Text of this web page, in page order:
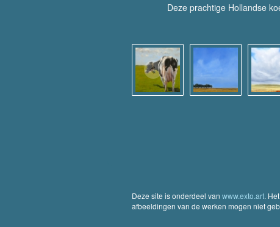
Deze prachtige Hollandse
Deze site is onderdeel van www.exto.art.
afbeeldingen van de werken mogen niet